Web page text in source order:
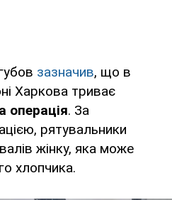
зазначив, що в
Харкова триває
операція. За
рятувальники
жінку, яка може
хлопчика.